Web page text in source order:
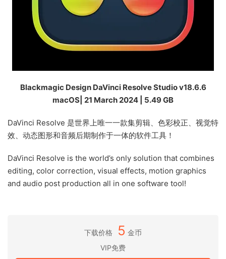
Blackmagic Design DaVinci Resolve Studio v18.6.6
macOS| 21 March 2024 | 5.49 GB
DaVinci Resolve 是世界上唯一一款集剪辑、色彩校正、视觉特
效、动态图形和音频后期制作于一体的软件工具！
DaVinci Resolve is the world’s only solution that combines
editing, color correction, visual effects, motion graphics
and audio post production all in one software tool!
下载价格 5 金币
VIP免费